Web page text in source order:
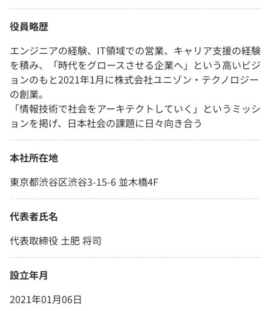
役員略歴
エンジニアの経験、IT領域での営業、キャリア⽀援の経験
を積み、「時代をグロースさせる企業へ」という⾼いビジ
ョンのもと2021年1⽉に株式会社ユニゾン・テクノロジー
の創業。
「情報技術で社会をアーキテクトしていく」というミッシ
ョンを掲げ、⽇本社会の課題に⽇々向き合う
本社所在地
東京都渋谷区渋谷3-15-6 並木橋4F
代表者氏名
代表取締役 土肥 将司
設立年月
2021年01月06日